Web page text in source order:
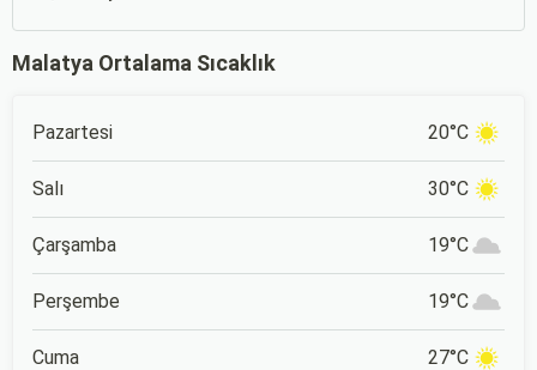
Malatya Ortalama Sıcaklık
Pazartesi 20°C
Salı 30°C
Çarşamba 19°C
Perşembe 19°C
Cuma 27°C